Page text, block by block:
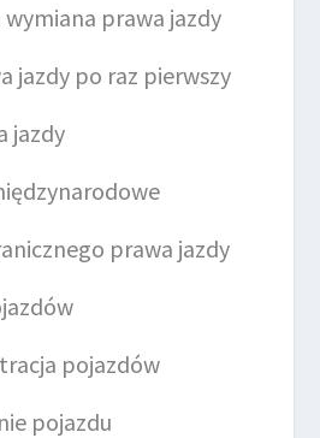
prawa jazdy
jazdy po raz pierwszy
jazdy
prawa jazdy
pojazdów
pojazdu